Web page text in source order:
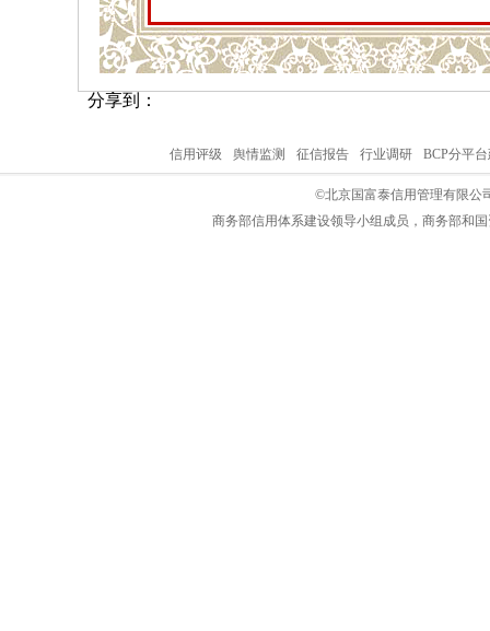
分享到：
信用评级 舆情监测 征信报告 行业调研 BCP分平
©北京国富泰信用管理有限公
商务部信用体系建设领导小组成员，商务部和